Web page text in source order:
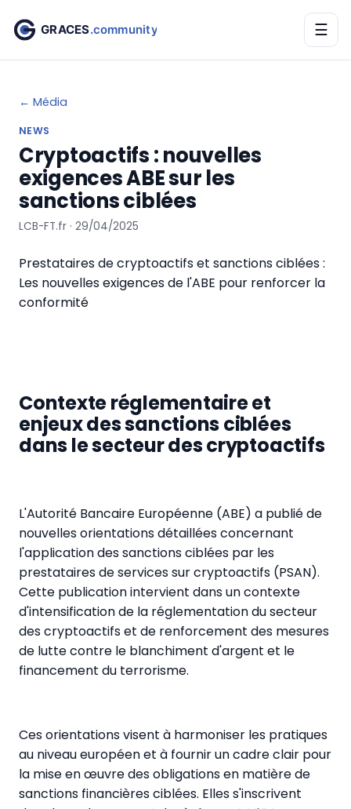
☰
← Média
NEWS
Cryptoactifs : nouvelles
exigences ABE sur les
sanctions ciblées
LCB-FT.fr · 29/04/2025
Prestataires de cryptoactifs et sanctions ciblées :
Les nouvelles exigences de l'ABE pour renforcer la
conformité
Contexte réglementaire et
enjeux des sanctions ciblées
dans le secteur des cryptoactifs
L'Autorité Bancaire Européenne (ABE) a publié de
nouvelles orientations détaillées concernant
l'application des sanctions ciblées par les
prestataires de services sur cryptoactifs (PSAN).
Cette publication intervient dans un contexte
d'intensification de la réglementation du secteur
des cryptoactifs et de renforcement des mesures
de lutte contre le blanchiment d'argent et le
financement du terrorisme.
Ces orientations visent à harmoniser les pratiques
au niveau européen et à fournir un cadre clair pour
la mise en œuvre des obligations en matière de
sanctions financières ciblées. Elles s'inscrivent